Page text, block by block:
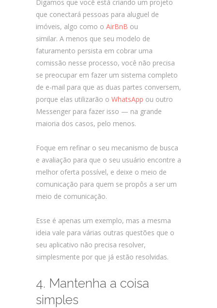
Digamos que você está criando um projeto
que conectará pessoas para aluguel de
imóveis, algo como o AirBnB ou
similar. A menos que seu modelo de
faturamento persista em cobrar uma
comissão nesse processo, você não precisa
se preocupar em fazer um sistema completo
de e-mail para que as duas partes conversem,
porque elas utilizarão o WhatsApp ou outro
Messenger para fazer isso — na grande
maioria dos casos, pelo menos.
Foque em refinar o seu mecanismo de busca
e avaliação para que o seu usuário encontre a
melhor oferta possível, e deixe o meio de
comunicação para quem se propôs a ser um
meio de comunicação.
Esse é apenas um exemplo, mas a mesma
ideia vale para várias outras questões que o
seu aplicativo não precisa resolver,
simplesmente por que já estão resolvidas.
4. Mantenha a coisa
simples